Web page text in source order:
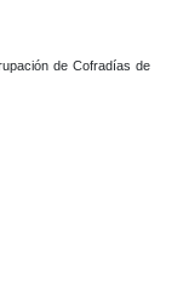
de Cofradías de